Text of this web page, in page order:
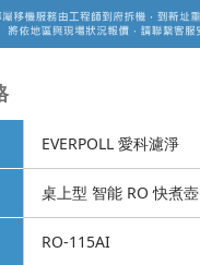
EVERPOLL 愛科濾淨
桌上型 智能 RO 快煮壺
RO-115AI